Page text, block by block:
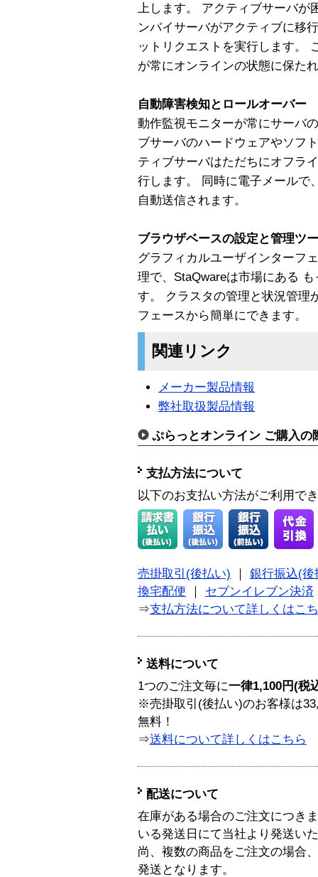
上します。 アクティブサーバ
ンバイサーバがアクティブに移
ットリクエストを実行します。
が常にオンラインの状態に保た
自動障害検知とロールオーバー
動作監視モニターが常にサーバ
ブサーバのハードウェアやソフ
ティブサーバはただちにオフラ
行します。 同時に電子メールで
自動送信されます。
ブラウザベースの設定と管理ツ
グラフィカルユーザインターフ
理で、StaQwareは市場にある
す。 クラスタの管理と状況管理
フェースから簡単にできます。
関連リンク
メーカー製品情報
弊社取扱製品情報
ぷらっとオンライン ご購入の
支払方法について
以下のお支払い方法がご利用で
売掛取引(後払い)
銀行振込(後
換宅配便
セブンイレブン決済
⇒支払方法について詳しくはこ
送料について
1つのご注文毎に一律1,100円(税
※売掛取引(後払い)のお客様は
無料！
⇒送料について詳しくはこちら
配送について
在庫がある場合のご注文につき
いる発送日にて当社より発送い
尚、複数の商品をご注文の場合
発送となります。